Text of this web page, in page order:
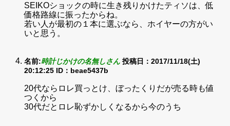
SEIKOショックの時に生き残りかけたティソは、低
価格路線に振ったからね。
若い人が最初の１本に選ぶなら、ホイヤーの方がい
いと思う。
名前:時計じかけの名無しさん 投稿日：2017/11/18(土)
20:12:25 ID：beae5437b
20代ならロレ買っとけ、ぼったくりだが売る時も値
つくから
30代だとロレ恥ずかしくなるから今のうち